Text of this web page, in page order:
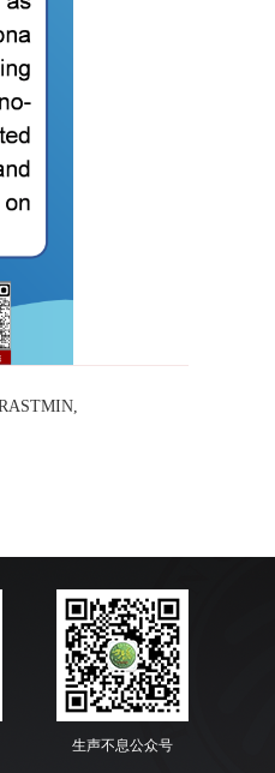
生声不息公众号